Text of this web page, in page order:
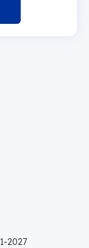
2027